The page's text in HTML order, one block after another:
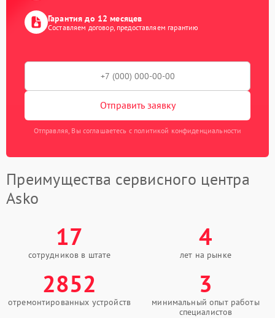
Гарантия до 12 месяцев
Составляем договор, предоставляем гарантию
Отправить заявку
Отправляя, Вы соглашаетесь с политикой конфиденциальности
Преимущества сервисного центра
Asko
17
сотрудников в штате
4
лет на рынке
2852
отремонтированных устройств
3
минимальный опыт работы
специалистов